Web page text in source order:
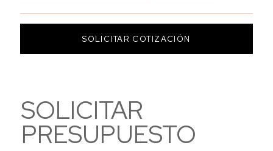
SOLICITAR COTIZACIÓN
SOLICITAR
PRESUPUESTO